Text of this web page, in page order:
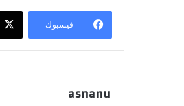
فيسبوك
asnanu